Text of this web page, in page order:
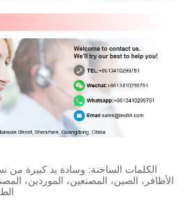
الكلمات الساخنة: وسادة يد كبيرة من
الأظافر، الصين، المصنعين، الموردين،